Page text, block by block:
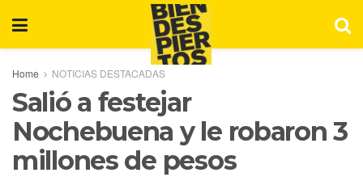
Home NOTICIAS DESTACADAS
Salió a festejar
Nochebuena y le robaron 3
millones de pesos